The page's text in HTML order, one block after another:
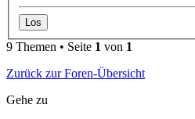
9 Themen • Seite 1 von 1
Zurück zur Foren-Übersicht
Gehe zu